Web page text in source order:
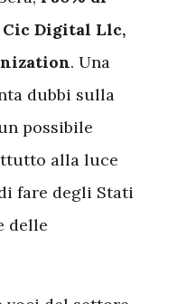
Digital Llc,
. Una
dubbi sulla
possibile
alla luce
fare degli Stati
delle